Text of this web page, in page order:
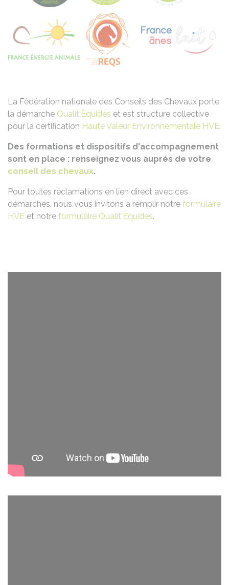
La Fédération nationale des Conseils des Chevaux porte
la démarche Qualit'Équidés et est structure collective
pour la certification Haute Valeur Environnementale HVE.
Des formations et dispositifs d'accompagnement
sont en place : renseignez vous auprès de votre
conseil des chevaux.
Pour toutes réclamations en lien direct avec ces
démarches, nous vous invitons à remplir notre formulaire
HVE et notre formulaire Qualit'Équidés.